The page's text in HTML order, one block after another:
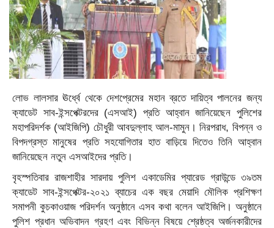
লোভ লালসার ঊর্ধ্বে থেকে দেশপ্রেমের মহান ব্রতে দায়িত্ব পালনের জন্য
ক্যাডেট সাব-ইন্সপেক্টরদের (এসআই) প্রতি আহ্বান জানিয়েছেন পুলিশের
মহাপরিদর্শক (আইজিপি) চৌধুরী আবদুল্লাহ আল-মামুন। নিরপরাধ, বিপন্ন ও
বিপদগ্রস্ত মানুষের প্রতি সহযোগিতার হাত বাড়িয়ে দিতেও তিনি আহ্বান
জানিয়েছেন নতুন এসআইদের প্রতি।
বৃহস্পতিবার রাজশাহীর সারদায় পুলিশ একাডেমির প্যারেড গ্রাউন্ডে ৩৯তম
ক্যাডেট সাব-ইন্সপেক্টর-২০২১ ব্যাচের এক বছর মেয়াদি মৌলিক প্রশিক্ষণ
সমাপনী কুচকাওয়াজ পরিদর্শন অনুষ্ঠানে এসব কথা বলেন আইজিপি। অনুষ্ঠানে
পুলিশ প্রধান অভিবাদন গ্রহণ এবং বিভিন্ন বিষয়ে শ্রেষ্ঠত্ব অর্জনকারীদের